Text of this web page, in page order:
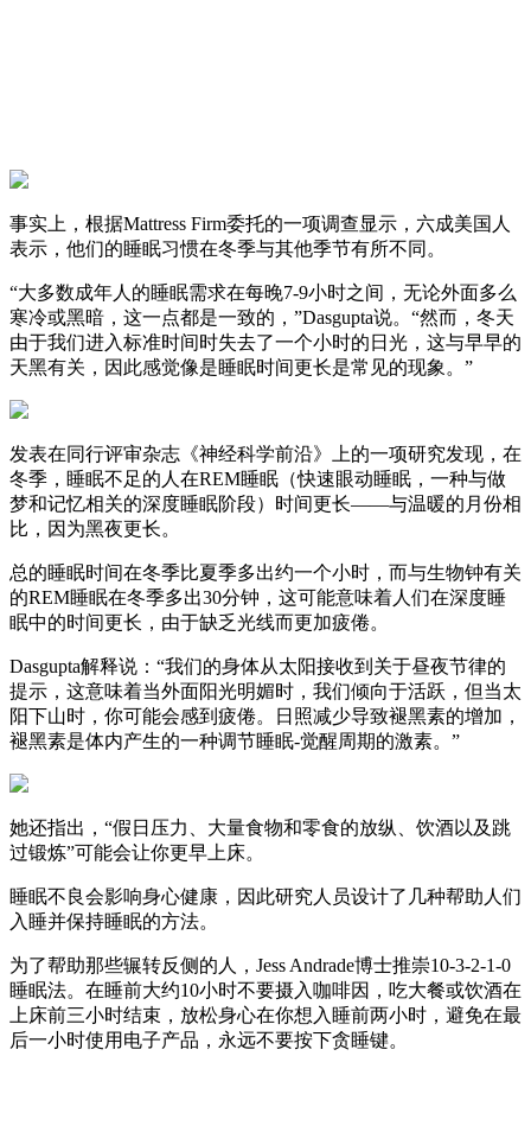
事实上，根据Mattress Firm委托的一项调查显示，六成美国人
表示，他们的睡眠习惯在冬季与其他季节有所不同。
“大多数成年人的睡眠需求在每晚7-9小时之间，无论外面多么
寒冷或黑暗，这一点都是一致的，”Dasgupta说。“然而，冬天
由于我们进入标准时间时失去了一个小时的日光，这与早早的
天黑有关，因此感觉像是睡眠时间更长是常见的现象。”
发表在同行评审杂志《神经科学前沿》上的一项研究发现，在
冬季，睡眠不足的人在REM睡眠（快速眼动睡眠，一种与做
梦和记忆相关的深度睡眠阶段）时间更长——与温暖的月份相
比，因为黑夜更长。
总的睡眠时间在冬季比夏季多出约一个小时，而与生物钟有关
的REM睡眠在冬季多出30分钟，这可能意味着人们在深度睡
眠中的时间更长，由于缺乏光线而更加疲倦。
Dasgupta解释说：“我们的身体从太阳接收到关于昼夜节律的
提示，这意味着当外面阳光明媚时，我们倾向于活跃，但当太
阳下山时，你可能会感到疲倦。日照减少导致褪黑素的增加，
褪黑素是体内产生的一种调节睡眠-觉醒周期的激素。”
她还指出，“假日压力、大量食物和零食的放纵、饮酒以及跳
过锻炼”可能会让你更早上床。
睡眠不良会影响身心健康，因此研究人员设计了几种帮助人们
入睡并保持睡眠的方法。
为了帮助那些辗转反侧的人，Jess Andrade博士推崇10-3-2-1-0
睡眠法。在睡前大约10小时不要摄入咖啡因，吃大餐或饮酒在
上床前三小时结束，放松身心在你想入睡前两小时，避免在最
后一小时使用电子产品，永远不要按下贪睡键。